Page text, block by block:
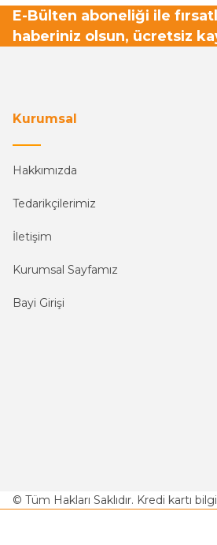
E-Bülten aboneliği ile
haberiniz olsun, ücretsiz
Kurumsal
Hakkımızda
Tedarikçilerimiz
İletişim
Kurumsal Sayfamız
Bayi Girişi
© Tüm Hakları Saklıdır. Kredi kartı